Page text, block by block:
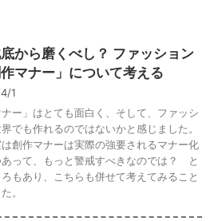
から磨くべし？ ファッション
マナー」について考える
1
ナー」はとても面白く、そして、ファッシ
でも作れるのではないかと感じました。
創作マナーは実際の強要されるマナー化
あって、もっと警戒すべきなのでは？ と
もあり、こちらも併せて考えてみること
。